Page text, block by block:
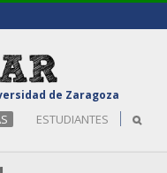
de Zaragoza
ESTUDIANTES